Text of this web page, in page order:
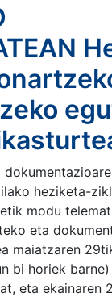
heziketa-
modu
eta
maiatzaren
bi horiek
eta ekainaren